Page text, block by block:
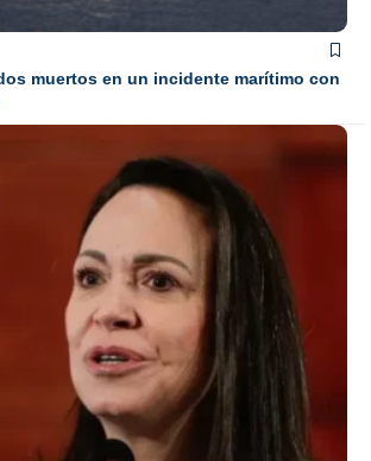
muertos en un incidente marítimo con